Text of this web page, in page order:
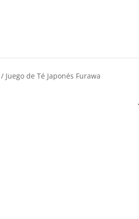
/ Juego de Té Japonés Furawa